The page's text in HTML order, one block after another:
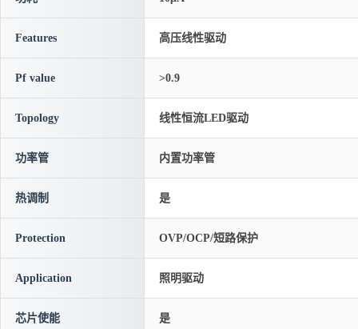
Features 高压线性驱动
Pf value >0.9
Topology 线性恒流LED驱动
功率管 内置功率管
热调制 是
Protection OVP/OCP/短路保护
Application 照明驱动
芯片使能 是